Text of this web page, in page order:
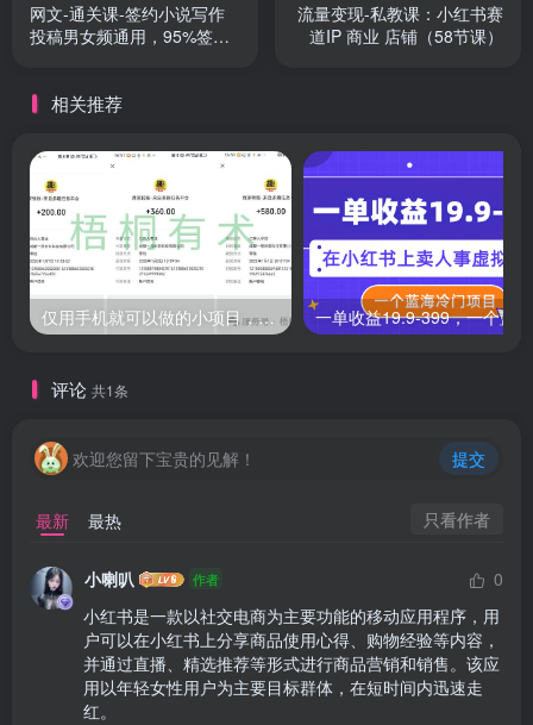
网文-通关课-签约小说写作
投稿男女频通用，95%签约
流量变现-私教课：小红书赛
道IP 商业 店铺（58节课）
相关推荐
仅用手机就可以做的小项目，当天就能见钱，每天100-300
评论 共1条
欢迎您留下宝贵的见解！ 提交
最新 最热 只看作者
小喇叭 作者
0
小红书是一款以社交电商为主要功能的移动应用程序，用
户可以在小红书上分享商品使用心得、购物经验等内容，
并通过直播、精选推荐等形式进行商品营销和销售。该应
用以年轻女性用户为主要目标群体，在短时间内迅速走
红。